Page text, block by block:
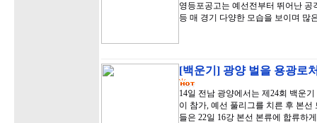
영등포공고는 예선전부터 뛰어난
등 매 경기 다양한 모습을 보이며 많
[백운기] 광양 벌을 용광로
14일 전남 광양에서는 제24회 백운
이 참가, 예선 풀리그를 치른 후 본
들은 22일 16강 본선 본류에 합류하